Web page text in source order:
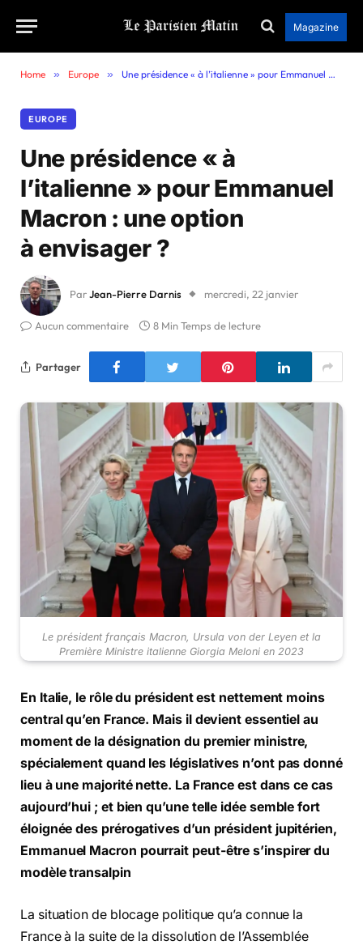
Magazine
Home » Europe » Une présidence « à l’italienne » pour Emmanuel Macron : une option à envisager ?
EUROPE
Une présidence « à
l’italienne » pour Emmanuel
Macron : une option
à envisager ?
ParJean-Pierre Darnis mercredi, 22 janvier
Aucun commentaire 8 Min Temps de lecture
Partager
Le président français Macron, Ursula von der Leyen et la
Première Ministre italienne Giorgia Meloni en 2023
En Italie, le rôle du président est nettement moins
central qu’en France. Mais il devient essentiel au
moment de la désignation du premier ministre,
spécialement quand les législatives n’ont pas donné
lieu à une majorité nette. La France est dans ce cas
aujourd’hui ; et bien qu’une telle idée semble fort
éloignée des prérogatives d’un président jupitérien,
Emmanuel Macron pourrait peut-être s’inspirer du
modèle transalpin
La situation de blocage politique qu’a connue la
France à la suite de la dissolution de l’Assemblée